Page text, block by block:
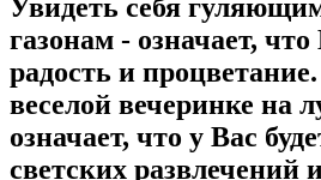
Увидеть себя
газонам - означает,
радость и
веселой вечеринке на
означает, что у Вас
светских развлечений